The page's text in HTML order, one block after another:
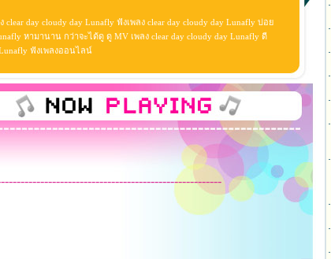
clear day cloudy day Lunafly ฟังเพลง clear day cloudy day Lunafly บ่อย
หามานาน กว่าจะได้ดู ดู MV เพลง clear day cloudy day Lunafly ดี
ฟังเพลงออนไลน์